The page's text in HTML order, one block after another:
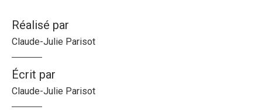
Réalisé par
Claude-Julie Parisot
Écrit par
Claude-Julie Parisot